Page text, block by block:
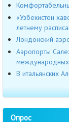
«Узбекистон
летнему
Лондонский
Аэропорты
международных
В итальянских
Опрос